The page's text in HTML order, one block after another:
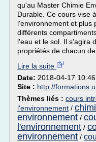
qu'au Master Chimie
Durable. Ce cours vise
l'environnement et plus
différents
l'eau et le sol. Il s'agira
propriétés de chacun de
Lire la suite
Date: 2018-04-17
Site : http://
Thèmes liés : cours
l'environnement /
environnement /
l'environnement /
environnement /